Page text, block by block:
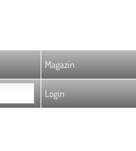
Magazin
Login